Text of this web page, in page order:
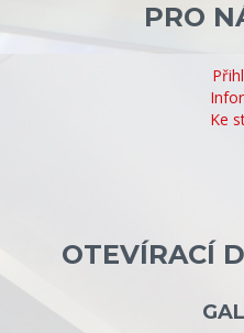
PRO
Ke
OTEVÍRACÍ